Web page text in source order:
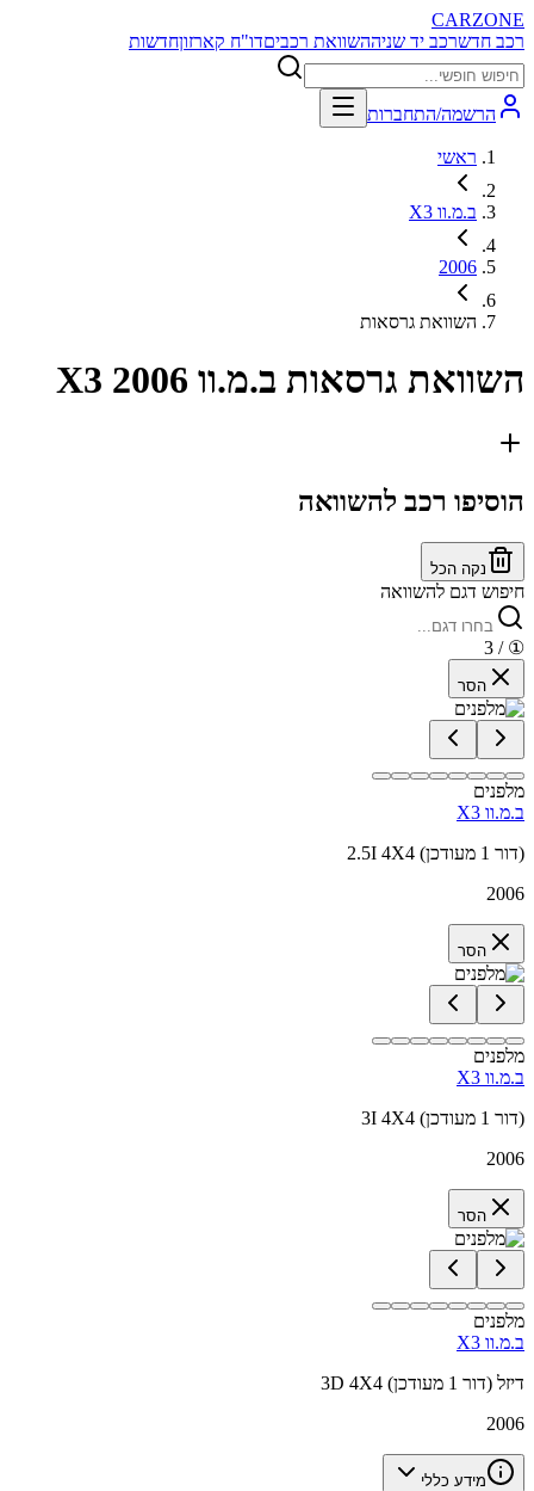
CARZONE
רכב חדשרכב יד שניההשוואת רכביםדו"ח קארזוןחדשות
הרשמה/התחברות
ראשי
ב.מ.וו X3
2006
השוואת גרסאות
השוואת גרסאות ב.מ.וו X3 2006
הוסיפו רכב להשוואה
נקה הכל
חיפוש דגם להשוואה
①
/ 3
הסר
מלפנים
ב.מ.וו X3
2.5I 4X4 (דור 1 מעודכן)
2006
הסר
מלפנים
ב.מ.וו X3
3I 4X4 (דור 1 מעודכן)
2006
הסר
מלפנים
ב.מ.וו X3
3D 4X4 דיזל (דור 1 מעודכן)
2006
מידע כללי